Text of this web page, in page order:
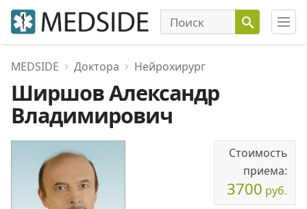
MEDSIDE Доктора Нейрохирург
Ширшов Александр
Владимирович
Стоимость
приема:
3700 руб.